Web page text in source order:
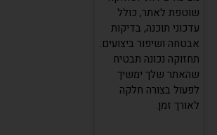
שוטפת לאתר, כולל
עדכוני תוכנה, בדיקות
אבטחה ושיפור ביצועים.
תחזוקה נכונה תבטיח
שהאתר שלך ימשיך
לפעול בצורה חלקה
לאורך זמן.